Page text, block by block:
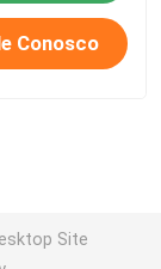
Conosco
Site